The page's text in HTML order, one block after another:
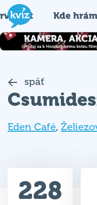
Kde
späť
Eden Café,
228